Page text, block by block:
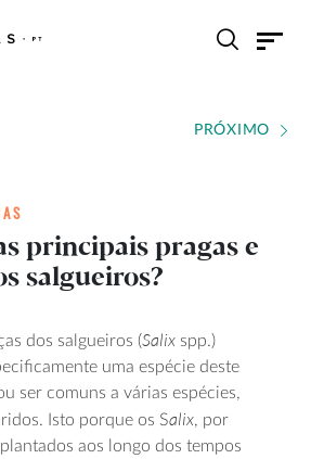
PRÓXIMO
principais pragas e
salgueiros?
dos salgueiros (Salix spp.)
uma espécie deste
ser comuns a várias espécies,
Isto porque os Salix, por
aos longo dos tempos